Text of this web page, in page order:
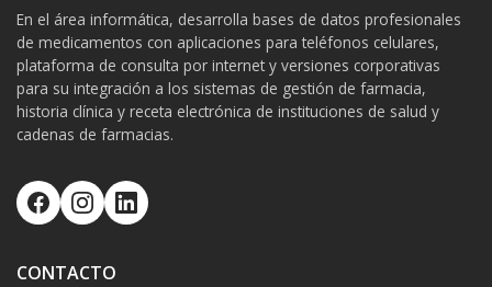
En el área informática, desarrolla bases de datos profesionales
de medicamentos con aplicaciones para teléfonos celulares,
plataforma de consulta por internet y versiones corporativas
para su integración a los sistemas de gestión de farmacia,
historia clínica y receta electrónica de instituciones de salud y
cadenas de farmacias.
CONTACTO